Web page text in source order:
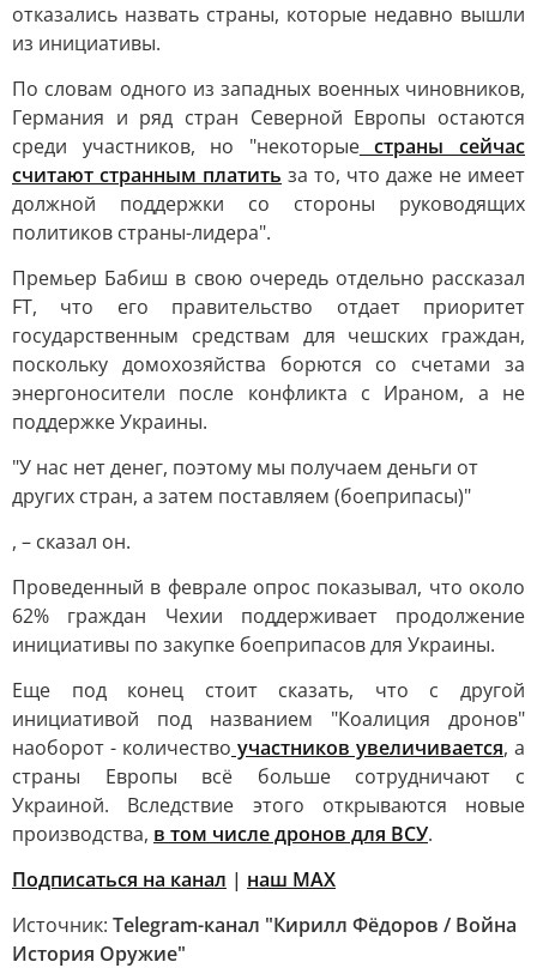
отказались назвать страны, которые недавно вышли
из инициативы.
По словам одного из западных военных чиновников,
Германия и ряд стран Северной Европы остаются
среди участников, но "некоторыестраны сейчас
считают странным платить за то, что даже не имеет
должной поддержки со стороны руководящих
политиков страны-лидера".
Премьер Бабиш в свою очередь отдельно рассказал
FT, что его правительство отдает приоритет
государственным средствам для чешских граждан,
поскольку домохозяйства борются со счетами за
энергоносители после конфликта с Ираном, а не
поддержке Украины.
"У нас нет денег, поэтому мы получаем деньги от
других стран, а затем поставляем (боеприпасы)"
, – сказал он.
Проведенный в феврале опрос показывал, что около
62% граждан Чехии поддерживает продолжение
инициативы по закупке боеприпасов для Украины.
Еще под конец стоит сказать, что с другой
инициативой под названием "Коалиция дронов"
наоборот - количество участников увеличивается, а
страны Европы всё больше сотрудничают с
Украиной. Вследствие этого открываются новые
производства, в том числе дронов для ВСУ.
Подписаться на канал | наш МАХ
Источник: Telegram-канал "Кирилл Фёдоров / Война
История Оружие"